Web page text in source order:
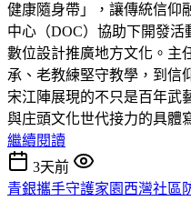
健康隨身帶」，讓傳統信仰
中心（DOC）協助下開發活
數位設計推廣地方文化。主
承、老教練堅守教學，到信
宋江陣展現的不只是百年武
與庄頭文化世代接力的具體
繼續閱讀
3天前
青銀攜手守護家園西灣社區